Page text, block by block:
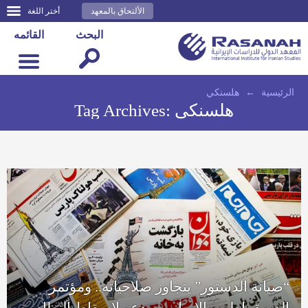
أختر اللغة الألتحاق بالمعهد
القائمه البحث
الرئيسية ← هلسنكي
Tag Archives: هلسنكي
“صيانة الدستور” يتجاوز صلاحياته.. ومؤتمر